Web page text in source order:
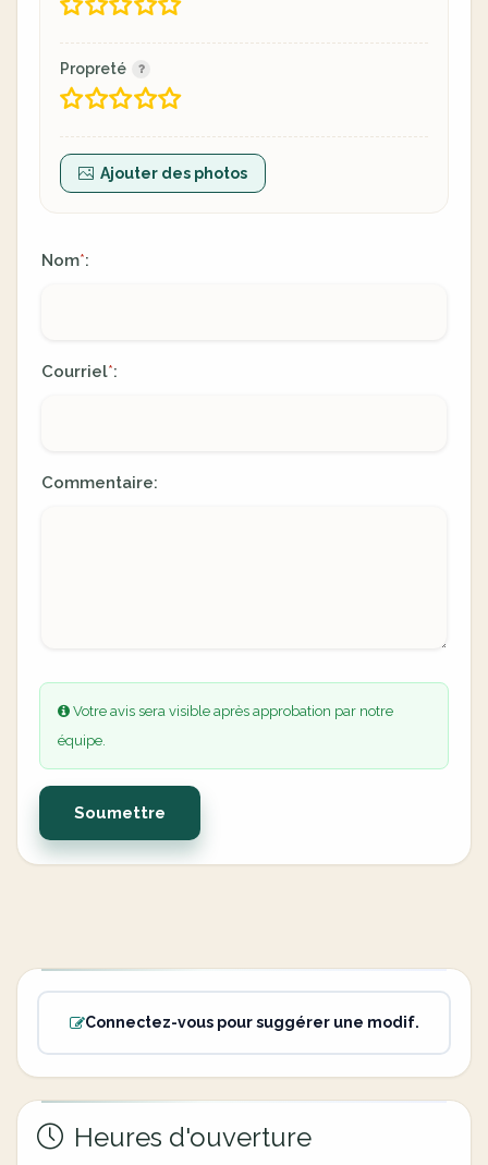
Propreté
Ajouter des photos
Nom*:
Courriel*:
Commentaire:
Votre avis sera visible après approbation par notre
équipe.
Soumettre
Connectez-vous pour suggérer une modif.
Heures d'ouverture